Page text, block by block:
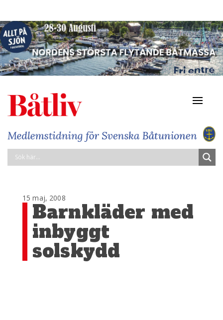
15 maj, 2008
Barnkläder med
inbyggt
solskydd